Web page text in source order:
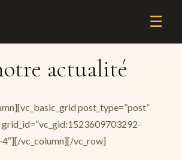
☰
actualité
post_type=”post”
grid_id=”vc_gid:1523609703292-
vc_column][/vc_row]